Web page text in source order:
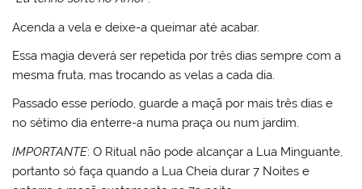
Acenda a vela e deixe-a queimar até acabar.
Essa magia deverá ser repetida por três dias sempre com a
mesma fruta, mas trocando as velas a cada dia.
Passado esse período, guarde a maçã por mais três dias e
no sétimo dia enterre-a numa praça ou num jardim.
IMPORTANTE: O Ritual não pode alcançar a Lua Minguante,
portanto só faça quando a Lua Cheia durar 7 Noites e